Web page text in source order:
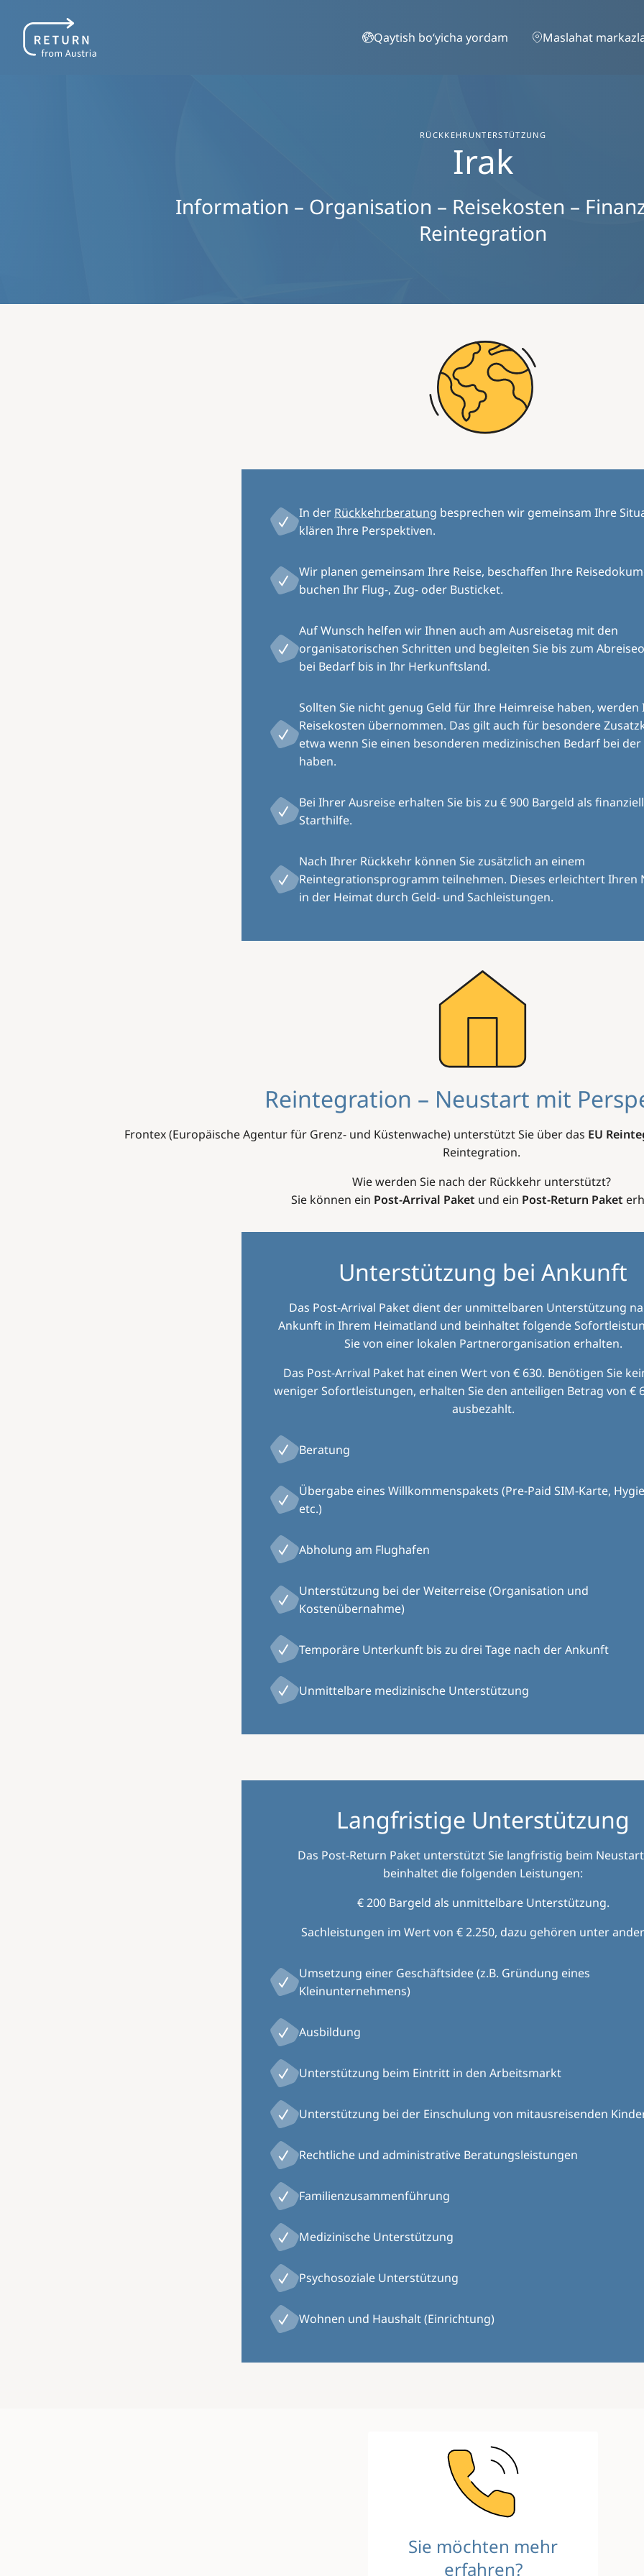
Qaytish boʻyicha yordam
Maslahat
RÜCKKEHRUNTERSTÜTZUNG
Irak
Information – Organisation – Reisekosten –
Reintegration
In der Rückkehrberatung besprechen wir gemeinsam Ihre
klären Ihre Perspektiven.
Wir planen gemeinsam Ihre Reise, beschaffen Ihre
buchen Ihr Flug-, Zug- oder Busticket.
Auf Wunsch helfen wir Ihnen auch am Ausreisetag mit den
organisatorischen Schritten und begleiten Sie bis zum
bei Bedarf bis in Ihr Herkunftsland.
Sollten Sie nicht genug Geld für Ihre Heimreise haben, werden
Reisekosten übernommen. Das gilt auch für besondere
etwa wenn Sie einen besonderen medizinischen Bedarf bei
haben.
Bei Ihrer Ausreise erhalten Sie bis zu € 900 Bargeld als
Starthilfe.
Nach Ihrer Rückkehr können Sie zusätzlich an einem
Reintegrationsprogramm teilnehmen. Dieses erleichtert Ihren
in der Heimat durch Geld- und Sachleistungen.
Reintegration – Neustart mit
Frontex (Europäische Agentur für Grenz- und Küstenwache) unterstützt Sie über das EU
Reintegration.
Wie werden Sie nach der Rückkehr unterstützt?
Sie können ein Post-Arrival Paket und ein Post-Return Paket
Unterstützung bei Ankunft
Das Post-Arrival Paket dient der unmittelbaren Unterstützung
Ankunft in Ihrem Heimatland und beinhaltet folgende
Sie von einer lokalen Partnerorganisation erhalten.
Das Post-Arrival Paket hat einen Wert von € 630. Benötigen Sie
weniger Sofortleistungen, erhalten Sie den anteiligen Betrag von €
ausbezahlt.
Beratung
Übergabe eines Willkommenspakets (Pre-Paid SIM-Karte,
etc.)
Abholung am Flughafen
Unterstützung bei der Weiterreise (Organisation und
Kostenübernahme)
Temporäre Unterkunft bis zu drei Tage nach der Ankunft
Unmittelbare medizinische Unterstützung
Langfristige Unterstützung
Das Post-Return Paket unterstützt Sie langfristig beim
beinhaltet die folgenden Leistungen:
€ 200 Bargeld als unmittelbare Unterstützung.
Sachleistungen im Wert von € 2.250, dazu gehören unter
Umsetzung einer Geschäftsidee (z.B. Gründung eines
Kleinunternehmens)
Ausbildung
Unterstützung beim Eintritt in den Arbeitsmarkt
Unterstützung bei der Einschulung von mitausreisenden
Rechtliche und administrative Beratungsleistungen
Familienzusammenführung
Medizinische Unterstützung
Psychosoziale Unterstützung
Wohnen und Haushalt (Einrichtung)
Sie möchten mehr
erfahren?